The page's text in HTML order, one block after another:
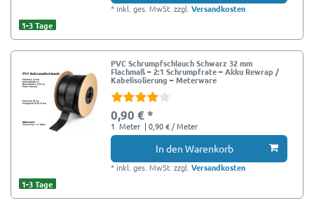
* inkl. ges. MwSt. zzgl.Versandkosten
1-3 Tage
PVC Schrumpfschlauch Schwarz 32 mm
Flachmaß – 2:1 Schrumpfrate – Akku Rewrap /
Kabelisolierung – Meterware
0,90 € *
1 Meter | 0,90 € / Meter
In den Warenkorb
* inkl. ges. MwSt. zzgl.Versandkosten
1-3 Tage